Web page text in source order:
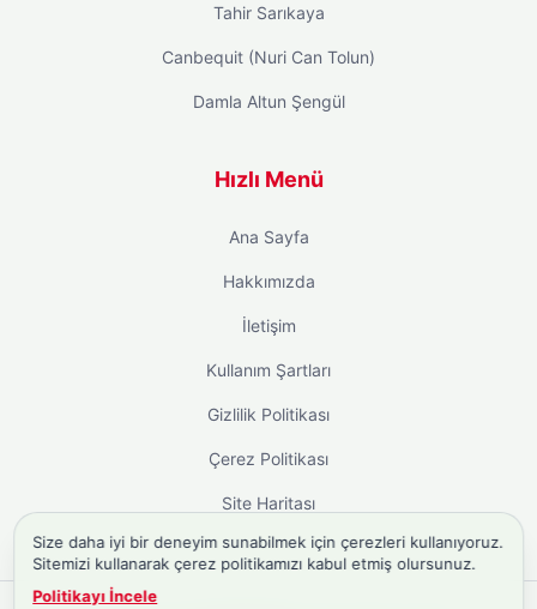
Tahir Sarıkaya
Canbequit (Nuri Can Tolun)
Damla Altun Şengül
Hızlı Menü
Ana Sayfa
Hakkımızda
İletişim
Kullanım Şartları
Gizlilik Politikası
Çerez Politikası
Site Haritası
Size daha iyi bir deneyim sunabilmek için çerezleri kullanıyoruz.
Sitemizi kullanarak çerez politikamızı kabul etmiş olursunuz.
Politikayı İncele